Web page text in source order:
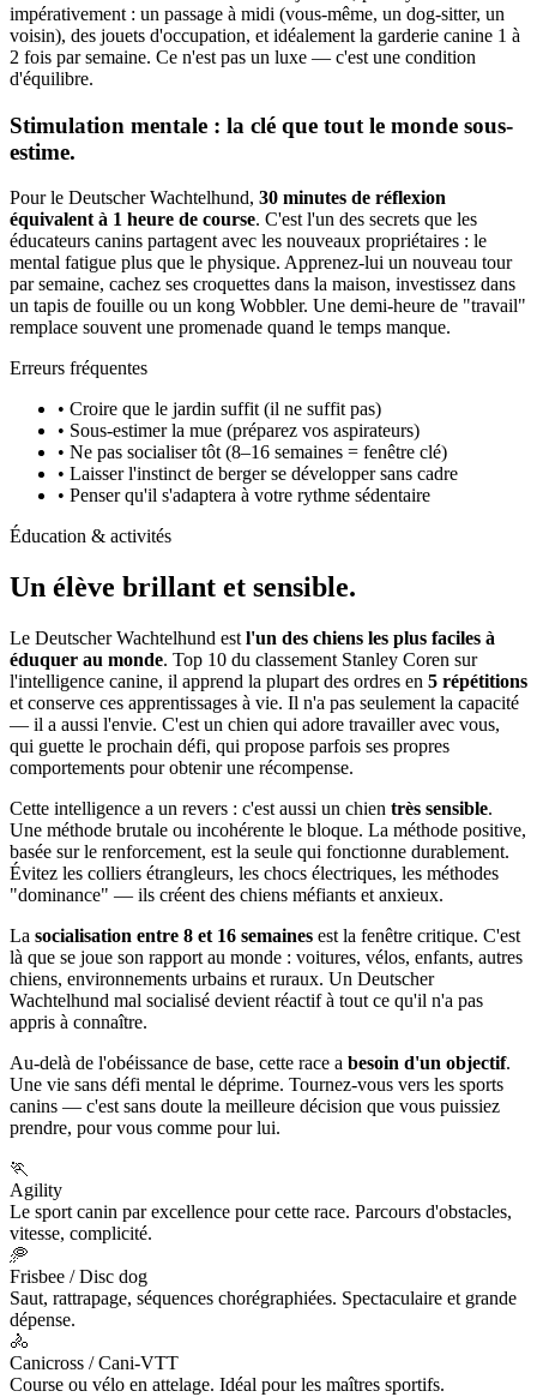
impérativement : un passage à midi (vous-même, un dog-sitter, un
voisin), des jouets d'occupation, et idéalement la garderie canine 1 à
2 fois par semaine. Ce n'est pas un luxe — c'est une condition
d'équilibre.
Stimulation mentale : la clé que tout le monde sous-
estime.
Pour le Deutscher Wachtelhund, 30 minutes de réflexion
équivalent à 1 heure de course. C'est l'un des secrets que les
éducateurs canins partagent avec les nouveaux propriétaires : le
mental fatigue plus que le physique. Apprenez-lui un nouveau tour
par semaine, cachez ses croquettes dans la maison, investissez dans
un tapis de fouille ou un kong Wobbler. Une demi-heure de "travail"
remplace souvent une promenade quand le temps manque.
Erreurs fréquentes
• Croire que le jardin suffit (il ne suffit pas)
• Sous-estimer la mue (préparez vos aspirateurs)
• Ne pas socialiser tôt (8–16 semaines = fenêtre clé)
• Laisser l'instinct de berger se développer sans cadre
• Penser qu'il s'adaptera à votre rythme sédentaire
Éducation & activités
Un élève brillant et sensible.
Le Deutscher Wachtelhund est l'un des chiens les plus faciles à
éduquer au monde. Top 10 du classement Stanley Coren sur
l'intelligence canine, il apprend la plupart des ordres en 5 répétitions
et conserve ces apprentissages à vie. Il n'a pas seulement la capacité
— il a aussi l'envie. C'est un chien qui adore travailler avec vous,
qui guette le prochain défi, qui propose parfois ses propres
comportements pour obtenir une récompense.
Cette intelligence a un revers : c'est aussi un chien très sensible.
Une méthode brutale ou incohérente le bloque. La méthode positive,
basée sur le renforcement, est la seule qui fonctionne durablement.
Évitez les colliers étrangleurs, les chocs électriques, les méthodes
"dominance" — ils créent des chiens méfiants et anxieux.
La socialisation entre 8 et 16 semaines est la fenêtre critique. C'est
là que se joue son rapport au monde : voitures, vélos, enfants, autres
chiens, environnements urbains et ruraux. Un Deutscher
Wachtelhund mal socialisé devient réactif à tout ce qu'il n'a pas
appris à connaître.
Au-delà de l'obéissance de base, cette race a besoin d'un objectif.
Une vie sans défi mental le déprime. Tournez-vous vers les sports
canins — c'est sans doute la meilleure décision que vous puissiez
prendre, pour vous comme pour lui.
🏃
Agility
Le sport canin par excellence pour cette race. Parcours d'obstacles,
vitesse, complicité.
🥏
Frisbee / Disc dog
Saut, rattrapage, séquences chorégraphiées. Spectaculaire et grande
dépense.
🚴
Canicross / Cani-VTT
Course ou vélo en attelage. Idéal pour les maîtres sportifs.